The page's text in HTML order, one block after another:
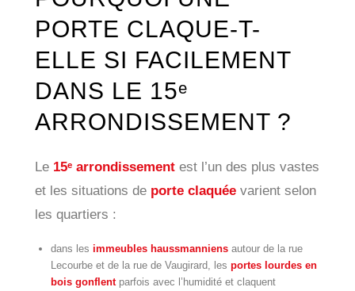
PORTE CLAQUE-T-
ELLE SI FACILEMENT
DANS LE 15ᵉ
ARRONDISSEMENT ?
Le 15ᵉ arrondissementest l’un des plus vastes
et les situations de porte claquéevarient selon
les quartiers :
dans les immeubles haussmanniensautour de la rue
Lecourbe et de la rue de Vaugirard, les portes lourdes en
bois gonflentparfois avec l’humidité et claquent